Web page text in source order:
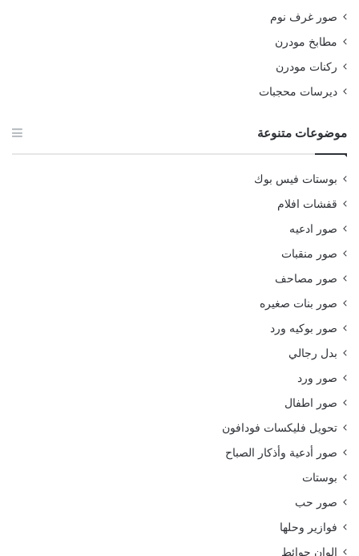
صور غرف نوم
مطابخ مودرن
ركنات مودرن
ديرسات محجبات
موضوعات متنوعة
بوستات فيس بوك
قفشات افلام
صور ادعيه
صور منقبات
صور مصاحف
صور بنات صغيره
صور بوكيه ورد
بدل رجالي
صور ورد
صور اطفال
تحويل فليكسات فودافون
صور أدعية وأذكار الصباح
بوستات
صور حب
فوازير وحلها
الوان حوائط